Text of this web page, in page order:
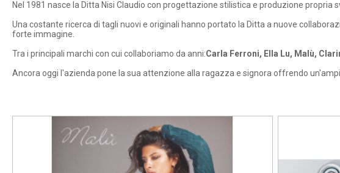
Nel 1981 nasce la Ditta Nisi Claudio con progettazione stilistica e produzione
Una costante ricerca di tagli nuovi e originali hanno portato la Ditta a nuove
forte immagine.
Tra i principali marchi con cui collaboriamo da anni:Carla Ferroni, Ella Lu, Malù,
Ancora oggi l'azienda pone la sua attenzione alla ragazza e signora offrendo